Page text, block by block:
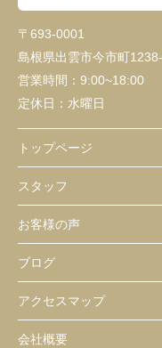
〒693-0001
島根県出雲市今市町
営業時間： 9:00~18:00
定休日： 水曜日
トップページ
スタッフ
お客様の声
ブログ
アクセスマップ
会社概要